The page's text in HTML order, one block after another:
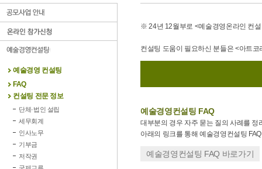
예술경영 컨설팅
FAQ
컨설팅 전문 정보
단체·법인 설립
세무회계
인사노무
기부금
저작권
※ 24년 12월부로 <예술경영온라인 컨
컨설팅 도움이 필요하신 분들은 <아트
예술경영컨설팅 FAQ
대부분의 경우 자주 묻는 질의 사례를
아래의 링크를 통해 예술경영컨설팅
예술경영컨설팅 FAQ 바로가기